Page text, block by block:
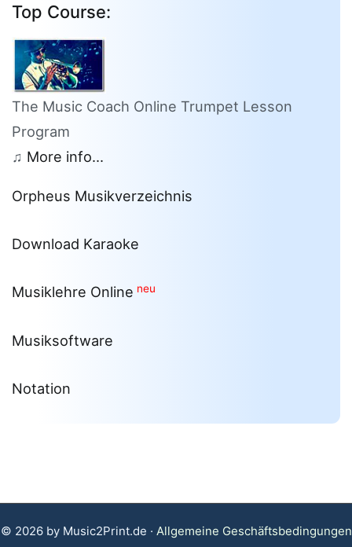
Top Course:
The Music Coach Online Trumpet Lesson
Program
♫ More info...
Orpheus Musikverzeichnis
Download Karaoke
Musiklehre Online neu
Musiksoftware
Notation
© 2026 by Music2Print.de · Allgemeine Geschäftsbedingungen